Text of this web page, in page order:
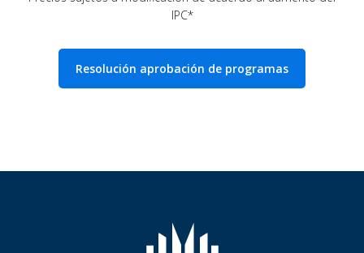
IPC*
Resolución aprobación de programas